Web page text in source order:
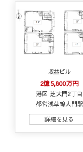
収益ビル
2億5,800万円
港区 芝大門2丁目
都営浅草線大門駅